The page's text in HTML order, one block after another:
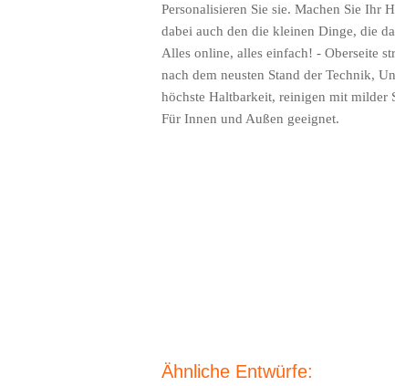
Personalisieren Sie sie. Machen Sie Ihr
dabei auch den die kleinen Dinge, die
Alles online, alles einfach! - Oberseite
nach dem neusten Stand der Technik,
höchste Haltbarkeit, reinigen mit milder
Für Innen und Außen geeignet.
Ähnliche Entwürfe: